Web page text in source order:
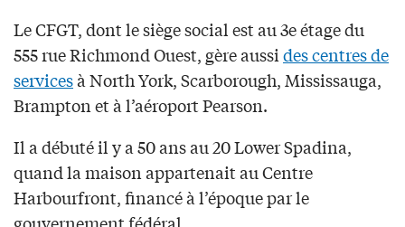
Le CFGT, dont le siège social est au 3e étage du
555 rue Richmond Ouest, gère aussides centres de
servicesà North York, Scarborough, Mississauga,
Brampton et à l’aéroport Pearson.
Il a débuté il y a 50 ans au 20 Lower Spadina,
quand la maison appartenait au Centre
Harbourfront, financé à l’époque par le